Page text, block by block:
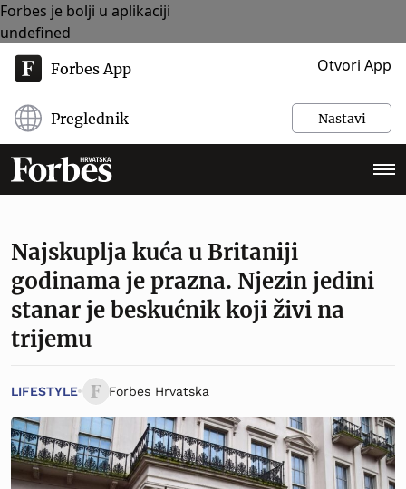
Forbes je bolji u aplikaciji
undefined
Forbes App Otvori App
Preglednik Nastavi
Najskuplja kuća u Britaniji
godinama je prazna. Njezin jedini
stanar je beskućnik koji živi na
trijemu
LIFESTYLE Forbes Hrvatska